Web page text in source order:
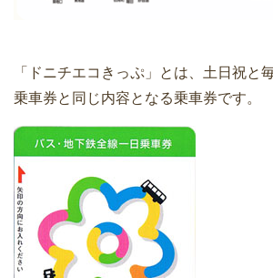
「ドニチエコきっぷ」とは、土日祝と
乗車券と同じ内容となる乗車券です。